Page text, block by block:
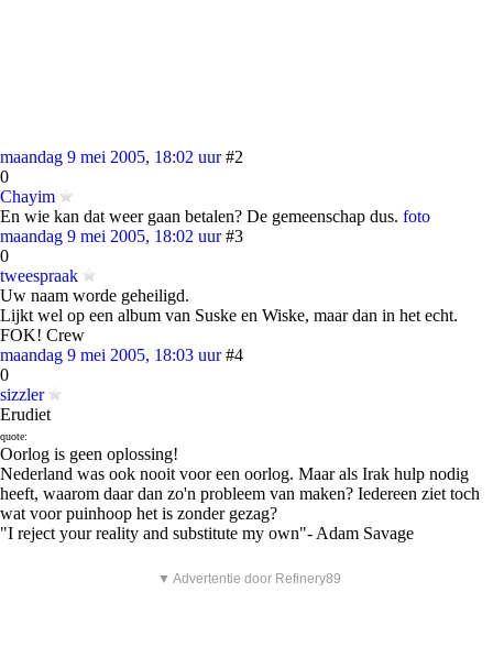
maandag 9 mei 2005, 18:02 uur #2
0
Chayim
En wie kan dat weer gaan betalen? De gemeenschap dus. foto
maandag 9 mei 2005, 18:02 uur #3
0
tweespraak
Uw naam worde geheiligd.
Lijkt wel op een album van Suske en Wiske, maar dan in het echt.
FOK! Crew
maandag 9 mei 2005, 18:03 uur #4
0
sizzler
Erudiet
quote:
Oorlog is geen oplossing!
Nederland was ook nooit voor een oorlog. Maar als Irak hulp nodig
heeft, waarom daar dan zo'n probleem van maken? Iedereen ziet toch
wat voor puinhoop het is zonder gezag?
"I reject your reality and substitute my own"- Adam Savage
▼ Advertentie door Refinery89